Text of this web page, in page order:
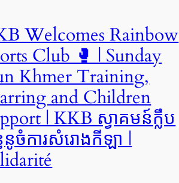
Welcomes Rainbow
Club 🥊 | Sunday
Khmer Training,
and Children
| KKB ស្វាគមន៍ក្លឹប
នូចំការសំរោងកីឡា |